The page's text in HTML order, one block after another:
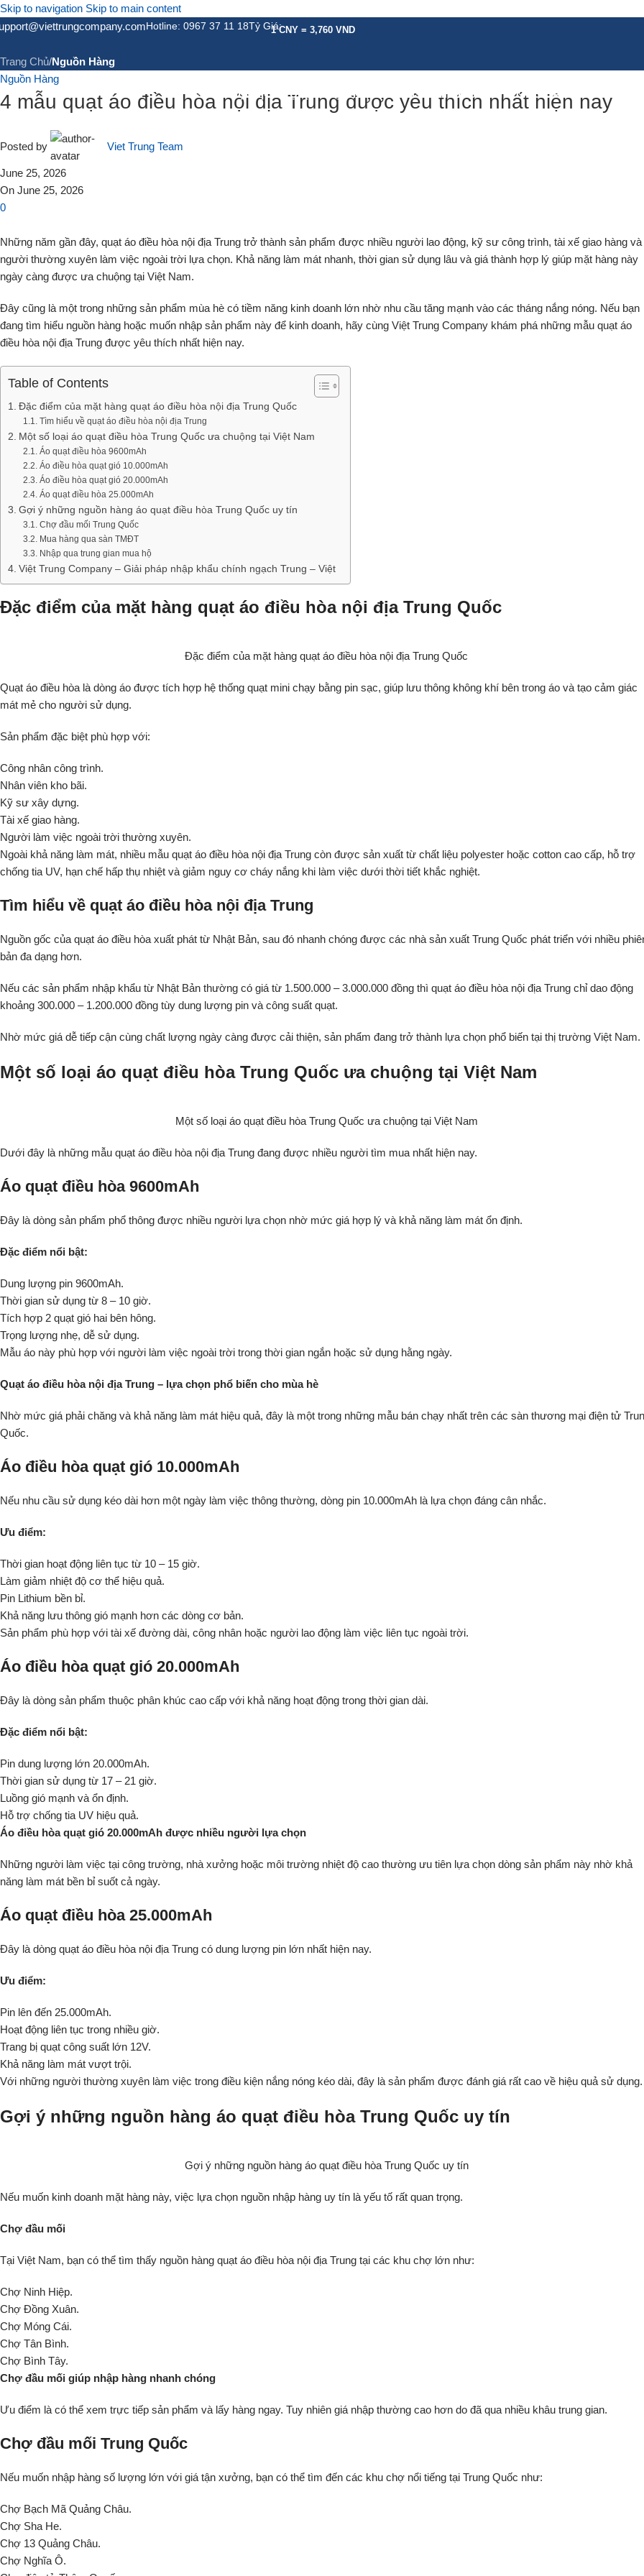
Skip to navigation Skip to main content
Hotline: 0967 37 11 18Tỷ Giá:1 CNY = 3,760 VND
GIỚI THIỆU DỊCH VỤDỊCH VỤ KHÁC BẢNG GIÁ CHÍNH SÁCH HƯỚNG DẪN
Tin Tức
Trang Chủ/Nguồn Hàng
Nguồn Hàng
4 mẫu quạt áo điều hòa nội địa Trung được yêu thích nhất hiện nay
Posted by Viet Trung Team
June 25, 2026
On June 25, 2026
0
Những năm gần đây, quạt áo điều hòa nội địa Trung trở thành sản phẩm được nhiều người lao động, kỹ sư công trình, tài xế giao hàng và
người thường xuyên làm việc ngoài trời lựa chọn. Khả năng làm mát nhanh, thời gian sử dụng lâu và giá thành hợp lý giúp mặt hàng này
ngày càng được ưa chuộng tại Việt Nam.
Đây cũng là một trong những sản phẩm mùa hè có tiềm năng kinh doanh lớn nhờ nhu cầu tăng mạnh vào các tháng nắng nóng. Nếu bạn
đang tìm hiểu nguồn hàng hoặc muốn nhập sản phẩm này để kinh doanh, hãy cùng Việt Trung Company khám phá những mẫu quạt áo
điều hòa nội địa Trung được yêu thích nhất hiện nay.
Table of Contents
Đặc điểm của mặt hàng quạt áo điều hòa nội địa Trung Quốc
Tìm hiểu về quạt áo điều hòa nội địa Trung
Một số loại áo quạt điều hòa Trung Quốc ưa chuộng tại Việt Nam
Áo quạt điều hòa 9600mAh
Áo điều hòa quạt gió 10.000mAh
Áo điều hòa quạt gió 20.000mAh
Áo quạt điều hòa 25.000mAh
Gợi ý những nguồn hàng áo quạt điều hòa Trung Quốc uy tín
Chợ đầu mối Trung Quốc
Mua hàng qua sàn TMĐT
Nhập qua trung gian mua hộ
Việt Trung Company – Giải pháp nhập khẩu chính ngạch Trung – Việt
Đặc điểm của mặt hàng quạt áo điều hòa nội địa Trung Quốc
Đặc điểm của mặt hàng quạt áo điều hòa nội địa Trung Quốc
Quạt áo điều hòa là dòng áo được tích hợp hệ thống quạt mini chạy bằng pin sạc, giúp lưu thông không khí bên trong áo và tạo cảm giác
mát mẻ cho người sử dụng.
Sản phẩm đặc biệt phù hợp với:
Công nhân công trình.
Nhân viên kho bãi.
Kỹ sư xây dựng.
Tài xế giao hàng.
Người làm việc ngoài trời thường xuyên.
Ngoài khả năng làm mát, nhiều mẫu quạt áo điều hòa nội địa Trung còn được sản xuất từ chất liệu polyester hoặc cotton cao cấp, hỗ trợ
chống tia UV, hạn chế hấp thụ nhiệt và giảm nguy cơ cháy nắng khi làm việc dưới thời tiết khắc nghiệt.
Tìm hiểu về quạt áo điều hòa nội địa Trung
Nguồn gốc của quạt áo điều hòa xuất phát từ Nhật Bản, sau đó nhanh chóng được các nhà sản xuất Trung Quốc phát triển với nhiều
bản đa dạng hơn.
Nếu các sản phẩm nhập khẩu từ Nhật Bản thường có giá từ 1.500.000 – 3.000.000 đồng thì quạt áo điều hòa nội địa Trung chỉ dao động
khoảng 300.000 – 1.200.000 đồng tùy dung lượng pin và công suất quạt.
Nhờ mức giá dễ tiếp cận cùng chất lượng ngày càng được cải thiện, sản phẩm đang trở thành lựa chọn phổ biến tại thị trường Việt Nam.
Một số loại áo quạt điều hòa Trung Quốc ưa chuộng tại Việt Nam
Một số loại áo quạt điều hòa Trung Quốc ưa chuộng tại Việt Nam
Dưới đây là những mẫu quạt áo điều hòa nội địa Trung đang được nhiều người tìm mua nhất hiện nay.
Áo quạt điều hòa 9600mAh
Đây là dòng sản phẩm phổ thông được nhiều người lựa chọn nhờ mức giá hợp lý và khả năng làm mát ổn định.
Đặc điểm nổi bật:
Dung lượng pin 9600mAh.
Thời gian sử dụng từ 8 – 10 giờ.
Tích hợp 2 quạt gió hai bên hông.
Trọng lượng nhẹ, dễ sử dụng.
Mẫu áo này phù hợp với người làm việc ngoài trời trong thời gian ngắn hoặc sử dụng hằng ngày.
Quạt áo điều hòa nội địa Trung – lựa chọn phổ biến cho mùa hè
Nhờ mức giá phải chăng và khả năng làm mát hiệu quả, đây là một trong những mẫu bán chạy nhất trên các sàn thương mại điện tử
Quốc.
Áo điều hòa quạt gió 10.000mAh
Nếu nhu cầu sử dụng kéo dài hơn một ngày làm việc thông thường, dòng pin 10.000mAh là lựa chọn đáng cân nhắc.
Ưu điểm:
Thời gian hoạt động liên tục từ 10 – 15 giờ.
Làm giảm nhiệt độ cơ thể hiệu quả.
Pin Lithium bền bỉ.
Khả năng lưu thông gió mạnh hơn các dòng cơ bản.
Sản phẩm phù hợp với tài xế đường dài, công nhân hoặc người lao động làm việc liên tục ngoài trời.
Áo điều hòa quạt gió 20.000mAh
Đây là dòng sản phẩm thuộc phân khúc cao cấp với khả năng hoạt động trong thời gian dài.
Đặc điểm nổi bật:
Pin dung lượng lớn 20.000mAh.
Thời gian sử dụng từ 17 – 21 giờ.
Luồng gió mạnh và ổn định.
Hỗ trợ chống tia UV hiệu quả.
Áo điều hòa quạt gió 20.000mAh được nhiều người lựa chọn
Những người làm việc tại công trường, nhà xưởng hoặc môi trường nhiệt độ cao thường ưu tiên lựa chọn dòng sản phẩm này nhờ khả
năng làm mát bền bỉ suốt cả ngày.
Áo quạt điều hòa 25.000mAh
Đây là dòng quạt áo điều hòa nội địa Trung có dung lượng pin lớn nhất hiện nay.
Ưu điểm:
Pin lên đến 25.000mAh.
Hoạt động liên tục trong nhiều giờ.
Trang bị quạt công suất lớn 12V.
Khả năng làm mát vượt trội.
Với những người thường xuyên làm việc trong điều kiện nắng nóng kéo dài, đây là sản phẩm được đánh giá rất cao về hiệu quả sử dụng.
Gợi ý những nguồn hàng áo quạt điều hòa Trung Quốc uy tín
Gợi ý những nguồn hàng áo quạt điều hòa Trung Quốc uy tín
Nếu muốn kinh doanh mặt hàng này, việc lựa chọn nguồn nhập hàng uy tín là yếu tố rất quan trọng.
Chợ đầu mối
Tại Việt Nam, bạn có thể tìm thấy nguồn hàng quạt áo điều hòa nội địa Trung tại các khu chợ lớn như:
Chợ Ninh Hiệp.
Chợ Đồng Xuân.
Chợ Móng Cái.
Chợ Tân Bình.
Chợ Bình Tây.
Chợ đầu mối giúp nhập hàng nhanh chóng
Ưu điểm là có thể xem trực tiếp sản phẩm và lấy hàng ngay. Tuy nhiên giá nhập thường cao hơn do đã qua nhiều khâu trung gian.
Chợ đầu mối Trung Quốc
Nếu muốn nhập hàng số lượng lớn với giá tận xưởng, bạn có thể tìm đến các khu chợ nổi tiếng tại Trung Quốc như:
Chợ Bạch Mã Quảng Châu.
Chợ Sha He.
Chợ 13 Quảng Châu.
Chợ Nghĩa Ô.